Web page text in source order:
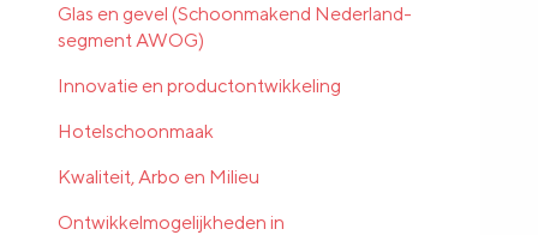
Glas en gevel (Schoonmakend Nederland-
segment AWOG)
Innovatie en productontwikkeling
Hotelschoonmaak
Kwaliteit, Arbo en Milieu
Ontwikkelmogelijkheden in